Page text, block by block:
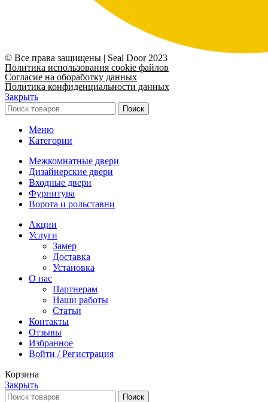
© Все права защищены | Seal Door 2023
Политика использования cookie файлов
Согласие на обоработку данных
Политика конфиденциальности данных
Закрыть
Поиск
Меню
Категории
Межкомнатные двери
Дизайнерские двери
Входные двери
Фурнитура
Ворота и рольставни
Акции
Услуги
Замер
Доставка
Установка
О нас
Партнерам
Наши работы
Статьи
Контакты
Отзывы
Избранное
Войти / Регистрация
Корзина
Закрыть
Поиск